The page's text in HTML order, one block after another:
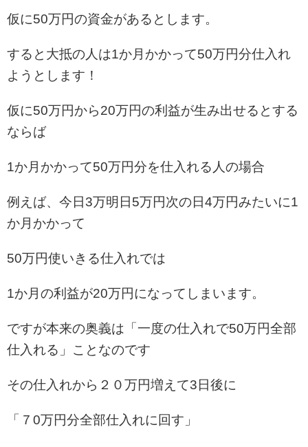
仮に50万円の資金があるとします。
すると大抵の人は1か月かかって50万円分仕入れ
ようとします！
仮に50万円から20万円の利益が生み出せるとする
ならば
1か月かかって50万円分を仕入れる人の場合
例えば、今日3万明日5万円次の日4万円みたいに1
か月かかって
50万円使いきる仕入れでは
1か月の利益が20万円になってしまいます。
ですが本来の奥義は「一度の仕入れで50万円全部
仕入れる」ことなのです
その仕入れから２０万円増えて3日後に
「７0万円分全部仕入れに回す」